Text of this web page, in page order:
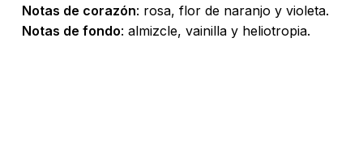
Notas de corazón: rosa, flor de naranjo y violeta.
Notas de fondo: almizcle, vainilla y heliotropia.